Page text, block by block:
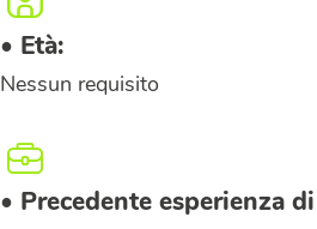
• Età:
Nessun requisito
• Precedente esperienza